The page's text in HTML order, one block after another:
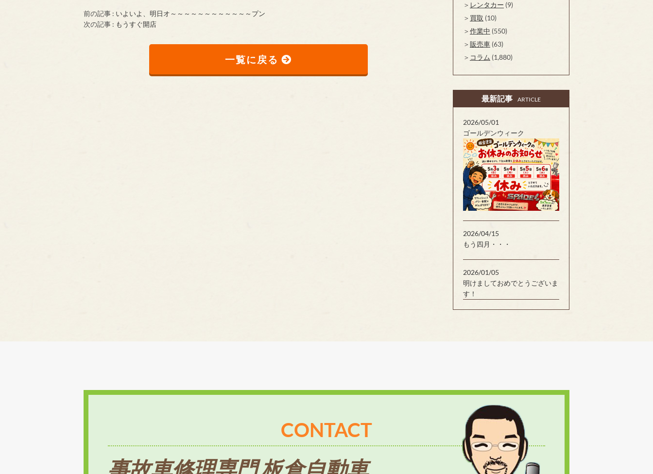
前の記事 : いよいよ、明日オ～～～～～～～～～～～～プン
次の記事 : もうすぐ開店
一覧に戻る
レンタカー (9)
買取 (10)
作業中 (550)
販売車 (63)
コラム (1,880)
最新記事 ARTICLE
2026/05/01
ゴールデンウィーク
2026/04/15
もう四月・・・
2026/01/05
明けましておめでとうございま
す！
CONTACT
事故車修理専門 板倉自動車